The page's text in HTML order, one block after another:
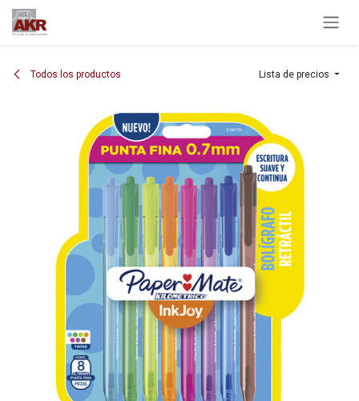
Ir al contenido
Todos los productos Lista de precios